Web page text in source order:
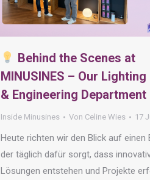
Behind the Scenes at
MINUSINES – Our
& Engineering Department
Inside Minusines Von Celine Wies 17
Heute richten wir den Blick auf einen
der täglich dafür sorgt, dass
Lösungen entstehen und Projekte